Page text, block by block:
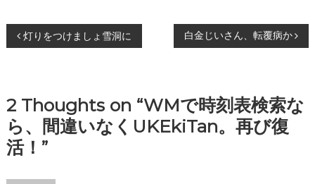
投
ナ
ビ
灯りをつけましょ雪洞に 白金じいさん、転覆病か
2 Thoughts on “WMで時刻表検索な
ら、間違いなくUKEkiTan。再び復
活！”